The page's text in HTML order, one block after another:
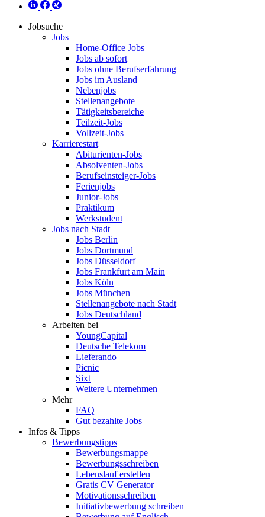
Jobsuche
Jobs
Home-Office Jobs
Jobs ab sofort
Jobs ohne Berufserfahrung
Jobs im Ausland
Nebenjobs
Stellenangebote
Tätigkeitsbereiche
Teilzeit-Jobs
Vollzeit-Jobs
Karrierestart
Abiturienten-Jobs
Absolventen-Jobs
Berufseinsteiger-Jobs
Ferienjobs
Junior-Jobs
Praktikum
Werkstudent
Jobs nach Stadt
Jobs Berlin
Jobs Dortmund
Jobs Düsseldorf
Jobs Frankfurt am Main
Jobs Köln
Jobs München
Stellenangebote nach Stadt
Jobs Deutschland
Arbeiten bei
YoungCapital
Deutsche Telekom
Lieferando
Picnic
Sixt
Weitere Unternehmen
Mehr
FAQ
Gut bezahlte Jobs
Infos & Tipps
Bewerbungstipps
Bewerbungsmappe
Bewerbungsschreiben
Lebenslauf erstellen
Gratis CV Generator
Motivationsschreiben
Initiativbewerbung schreiben